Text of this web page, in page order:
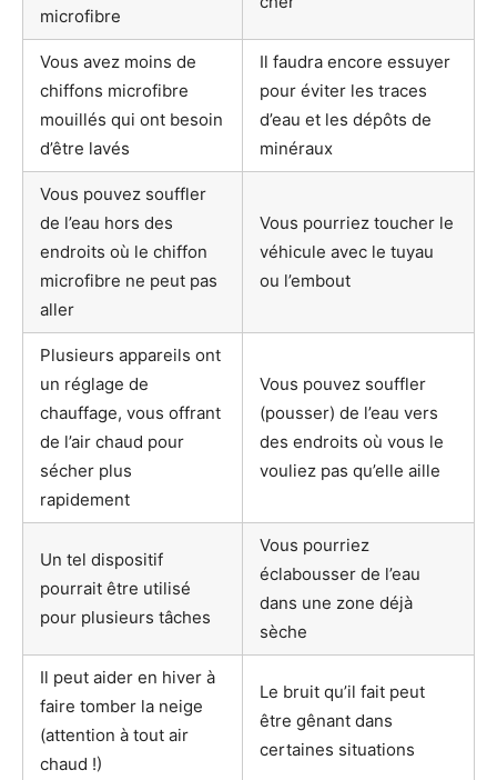
microfibre
Vous avez moins de
chiffons microfibre
mouillés qui ont besoin
d’être lavés
Il faudra encore essuyer
pour éviter les traces
d’eau et les dépôts de
minéraux
Vous pouvez souffler
de l’eau hors des
endroits où le chiffon
microfibre ne peut pas
aller
Vous pourriez toucher le
véhicule avec le tuyau
ou l’embout
Plusieurs appareils ont
un réglage de
chauffage, vous offrant
de l’air chaud pour
sécher plus
rapidement
Vous pouvez souffler
(pousser) de l’eau vers
des endroits où vous le
vouliez pas qu’elle aille
Un tel dispositif
pourrait être utilisé
pour plusieurs tâches
Vous pourriez
éclabousser de l’eau
dans une zone déjà
sèche
Il peut aider en hiver à
faire tomber la neige
(attention à tout air
chaud !)
Le bruit qu’il fait peut
être gênant dans
certaines situations